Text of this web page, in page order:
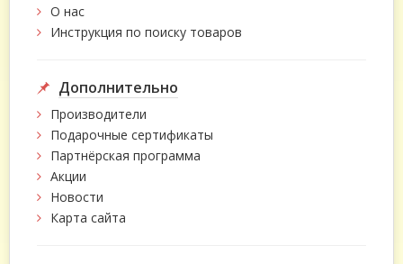
О нас
Инструкция по поиску товаров
Дополнительно
Производители
Подарочные сертификаты
Партнёрская программа
Акции
Новости
Карта сайта